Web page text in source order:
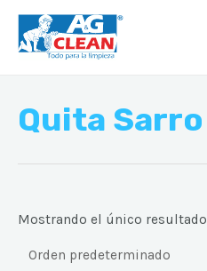
contenido
Quita Sarro
Mostrando el único resultado